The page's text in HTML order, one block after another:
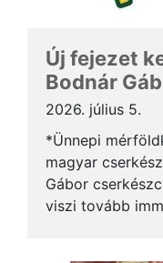
Új fejezet
Bodnár
2026. július 5.
*Ünnepi
magyar
Gábor
viszi tovább